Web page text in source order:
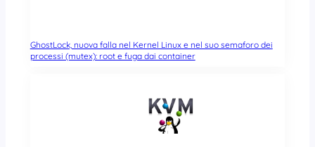
GhostLock, nuova falla nel Kernel Linux e nel suo semaforo dei
processi (mutex): root e fuga dai container